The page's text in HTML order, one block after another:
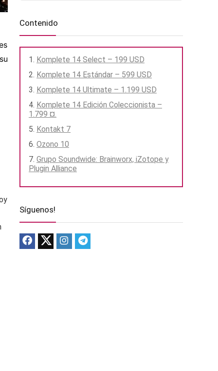
Contenido
Komplete 14 Select – 199 USD
Komplete 14 Estándar – 599 USD
Komplete 14 Ultimate – 1.199 USD
Komplete 14 Edición Coleccionista –
1.799 ¤.
Kontakt 7
Ozono 10
Grupo Soundwide: Brainworx, iZotope y
Plugin Alliance
Síguenos!